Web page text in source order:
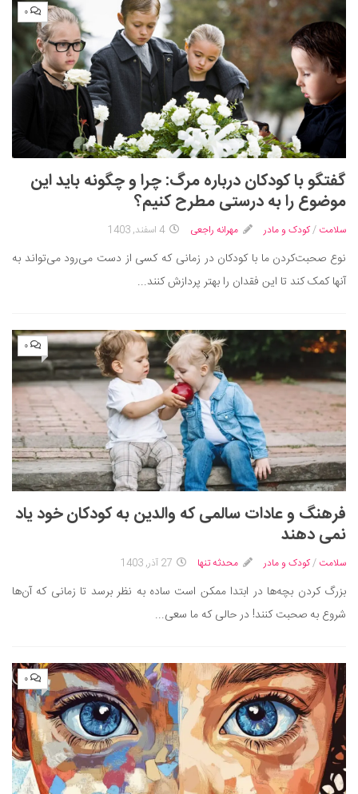
تاریخ
معماری
علمی
فناوری‌ها
نجوم و هوا فضا
زمین و محیط زیست
خودرو
سرگرمی
دانستنی‌ها
بازی
طنز
مسابقه
۰
گفتگو با کودکان درباره مرگ: چرا و چگونه باید این
موضوع را به درستی مطرح کنیم؟
سلامت /کودک و مادر مهرانه راجعی 4 اسفند, 1403
نوع صحبت‌کردن ما با کودکان در زمانی که کسی از دست می‌رود می‌تواند به
آنها کمک کند تا این فقدان را بهتر پردازش کنند...
۰
فرهنگ و عادات سالمی که والدین به کودکان خود یاد
نمی دهند
سلامت /کودک و مادر محدثه تنها 27 آذر, 1403
بزرگ کردن بچه‌ها در ابتدا ممکن است ساده به نظر برسد تا زمانی که آن‌ها
شروع به صحبت کنند! در حالی که ما سعی...
۰